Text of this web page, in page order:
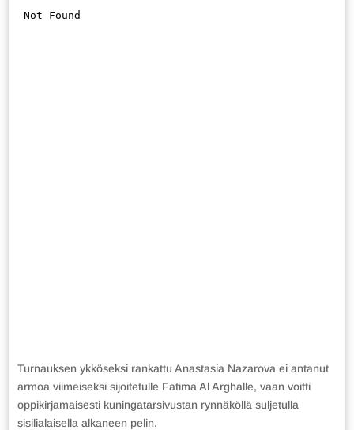
Turnauksen ykköseksi rankattu Anastasia Nazarova ei antanut
armoa viimeiseksi sijoitetulle Fatima Al Arghalle, vaan voitti
oppikirjamaisesti kuningatarsivustan rynnäköllä suljetulla
sisilialaisella alkaneen pelin.